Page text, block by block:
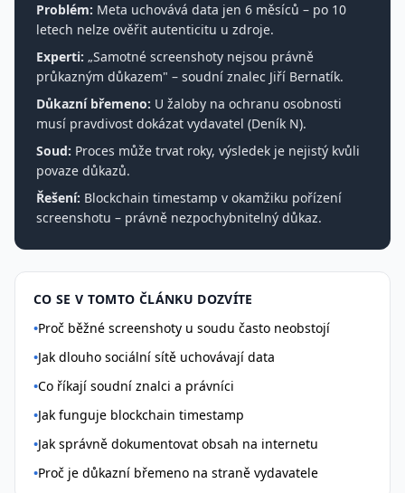
Problém: Meta uchovává data jen 6 měsíců – po 10
letech nelze ověřit autenticitu u zdroje.
Experti: „Samotné screenshoty nejsou právně
průkazným důkazem" – soudní znalec Jiří Bernatík.
Důkazní břemeno: U žaloby na ochranu osobnosti
musí pravdivost dokázat vydavatel (Deník N).
Soud: Proces může trvat roky, výsledek je nejistý kvůli
povaze důkazů.
Řešení: Blockchain timestamp v okamžiku pořízení
screenshotu – právně nezpochybnitelný důkaz.
CO SE V TOMTO ČLÁNKU DOZVÍTE
•Proč běžné screenshoty u soudu často neobstojí
•Jak dlouho sociální sítě uchovávají data
•Co říkají soudní znalci a právníci
•Jak funguje blockchain timestamp
•Jak správně dokumentovat obsah na internetu
•Proč je důkazní břemeno na straně vydavatele